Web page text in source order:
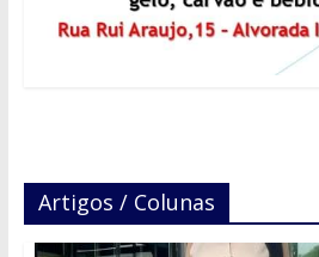
Artigos / Colunas